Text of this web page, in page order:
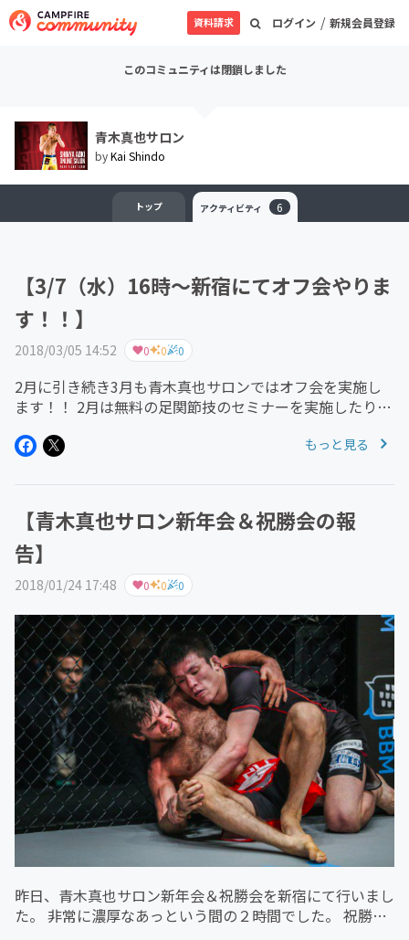
ログイン / 新規会員登録
資料請求
このコミュニティは閉鎖しました
青木真也サロン
byKai Shindo
トップ アクティビティ 6
【3/7（水）16時〜新宿にてオフ会やりま
す！！】
2018/03/05 14:52 0 0 0
2月に引き続き3月も青木真也サロンではオフ会を実施し
ます！！ 2月は無料の足関節技のセミナーを実施したり
グの山中vsネリ戦のコメントで物議を醸し出したりと、と
もっと見る
【青木真也サロン新年会＆祝勝会の報
告】
2018/01/24 17:48 0 0 0
昨日、青木真也サロン新年会＆祝勝会を新宿にて行いまし
た。 非常に濃厚なあっという間の２時間でした。 祝勝会